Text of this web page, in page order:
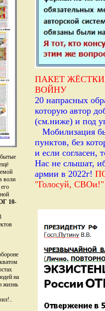
воли
10-
на
жизнь
ПАКЕТ
ВОЙНУ
20 напрасных
которую автор
(см.ниже) и под
Мобилизация
пунктов, без
и если согласен,
Нас не слышат,
армии в 2022г!
"Голосуй, СВОи!"